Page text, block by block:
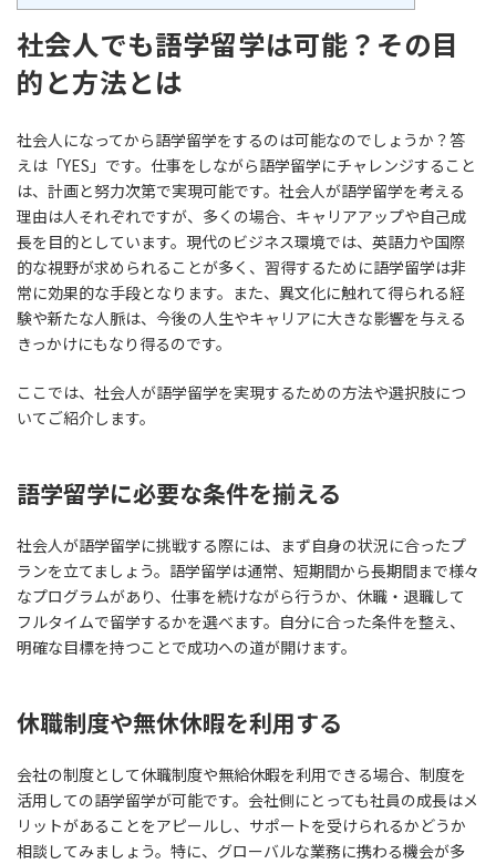
社会人でも語学留学は可能？その目
的と方法とは
社会人になってから語学留学をするのは可能なのでしょうか？答
えは「YES」です。仕事をしながら語学留学にチャレンジすること
は、計画と努力次第で実現可能です。社会人が語学留学を考える
理由は人それぞれですが、多くの場合、キャリアアップや自己成
長を目的としています。現代のビジネス環境では、英語力や国際
的な視野が求められることが多く、習得するために語学留学は非
常に効果的な手段となります。また、異文化に触れて得られる経
験や新たな人脈は、今後の人生やキャリアに大きな影響を与える
きっかけにもなり得るのです。
ここでは、社会人が語学留学を実現するための方法や選択肢につ
いてご紹介します。
語学留学に必要な条件を揃える
社会人が語学留学に挑戦する際には、まず自身の状況に合ったプ
ランを立てましょう。語学留学は通常、短期間から長期間まで様々
なプログラムがあり、仕事を続けながら行うか、休職・退職して
フルタイムで留学するかを選べます。自分に合った条件を整え、
明確な目標を持つことで成功への道が開けます。
休職制度や無休休暇を利用する
会社の制度として休職制度や無給休暇を利用できる場合、制度を
活用しての語学留学が可能です。会社側にとっても社員の成長はメ
リットがあることをアピールし、サポートを受けられるかどうか
相談してみましょう。特に、グローバルな業務に携わる機会が多